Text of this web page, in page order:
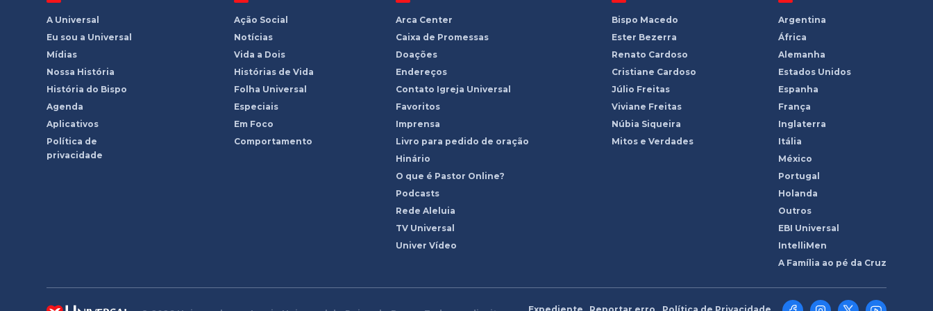
A Universal
Eu sou a Universal
Mídias
Nossa História
História do Bispo
Agenda
Aplicativos
Política de
privacidade
Ação Social
Notícias
Vida a Dois
Histórias de Vida
Folha Universal
Especiais
Em Foco
Comportamento
Arca Center
Caixa de Promessas
Doações
Endereços
Contato Igreja Universal
Favoritos
Imprensa
Livro para pedido de oração
Hinário
O que é Pastor Online?
Podcasts
Rede Aleluia
TV Universal
Univer Vídeo
Bispo Macedo
Ester Bezerra
Renato Cardoso
Cristiane Cardoso
Júlio Freitas
Viviane Freitas
Núbia Siqueira
Mitos e Verdades
Argentina
África
Alemanha
Estados Unidos
Espanha
França
Inglaterra
Itália
México
Portugal
Holanda
Outros
EBI Universal
IntelliMen
A Família ao pé da Cruz